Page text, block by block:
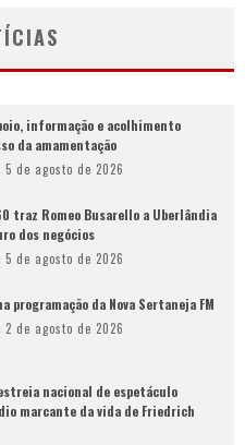
informação e acolhimento
da amamentação
5 de agosto de 2026
traz Romeo Busarello a Uberlândia
dos negócios
5 de agosto de 2026
programação da Nova Sertaneja FM
2 de agosto de 2026
nacional de espetáculo
marcante da vida de Friedrich